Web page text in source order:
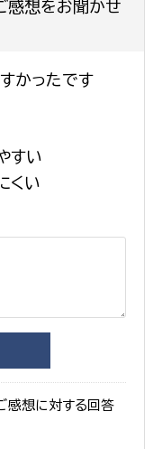
感想をお聞かせ
かったです
すい
くい
感想に対する回答